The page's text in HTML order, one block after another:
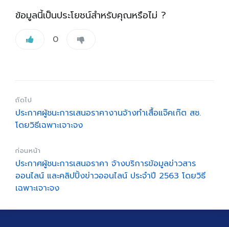
ข้อมูลนี้เป็นประโยชน์สำหรับคุณหรือไม่ ?
0
ถัดไป
ประกาศผู้ชนะการเสนอราคางานจ้างทำเสื้อแจ๊คเก๊ต สช.
โดยวิธีเฉพาะเจาะจง
ก่อนหน้า
ประกาศผู้ชนะการเสนอราคา จ้างบริการข้อมูลข่าวสาร
ออนไลน์ และคลิปปิ้งข่าวออนไลน์ ประจำปี 2563 โดยวิธี
เฉพาะเจาะจง